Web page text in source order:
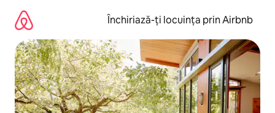
mergi
conținut
Închiriază-ți locuința prin Airbnb